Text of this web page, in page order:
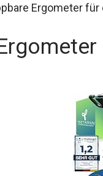
Ergometer für